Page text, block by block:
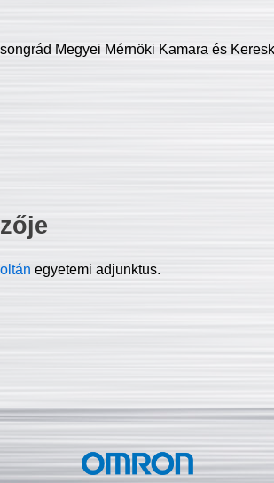
Megyei Mérnöki Kamara és
egyetemi adjunktus.